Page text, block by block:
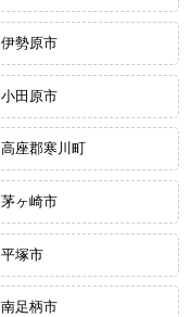
伊勢原市
小田原市
高座郡寒川町
茅ヶ崎市
平塚市
南足柄市